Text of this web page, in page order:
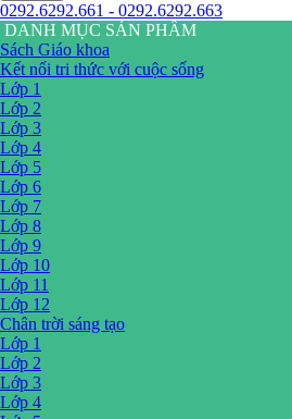
0292.6292.661 - 0292.6292.663
DANH MỤC SẢN PHẨM
Sách Giáo khoa
Kết nối tri thức với cuộc sống
Lớp 1
Lớp 2
Lớp 3
Lớp 4
Lớp 5
Lớp 6
Lớp 7
Lớp 8
Lớp 9
Lớp 10
Lớp 11
Lớp 12
Chân trời sáng tạo
Lớp 1
Lớp 2
Lớp 3
Lớp 4